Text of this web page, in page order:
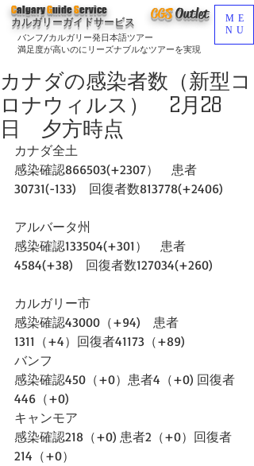
CGSOutlet
バンフ/カルガリー発日本語ツアー
満足度が高いのにリーズナブルなツアーを実現
CalgaryGuideService
カルガリーガイドサービス
ME
NU
カナダの感染者数（新型コ
ロナウィルス） 2月28
日 夕方時点
カナダ全土
感染確認866503(+2307）　患者
30731(-133)　回復者数813778(+2406)
アルバータ州
感染確認133504(+301）　患者
4584(+38)　回復者数127034(+260)
カルガリー市
感染確認43000（+94)　患者
1311（+4）回復者41173（+89)
バンフ
感染確認450（+0）患者4（+0) 回復者
446（+0)
キャンモア
感染確認218（+0) 患者2（+0）回復者
214（+0）